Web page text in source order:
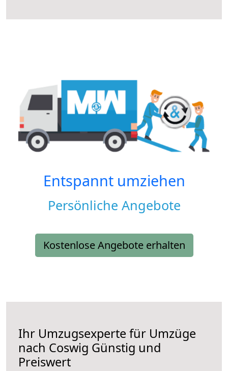
Entspannt umziehen
Persönliche Angebote
Kostenlose Angebote erhalten
Ihr Umzugsexperte für Umzüge
nach Coswig Günstig und
Preiswert